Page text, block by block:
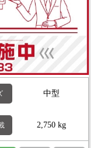
中型
2,750 kg